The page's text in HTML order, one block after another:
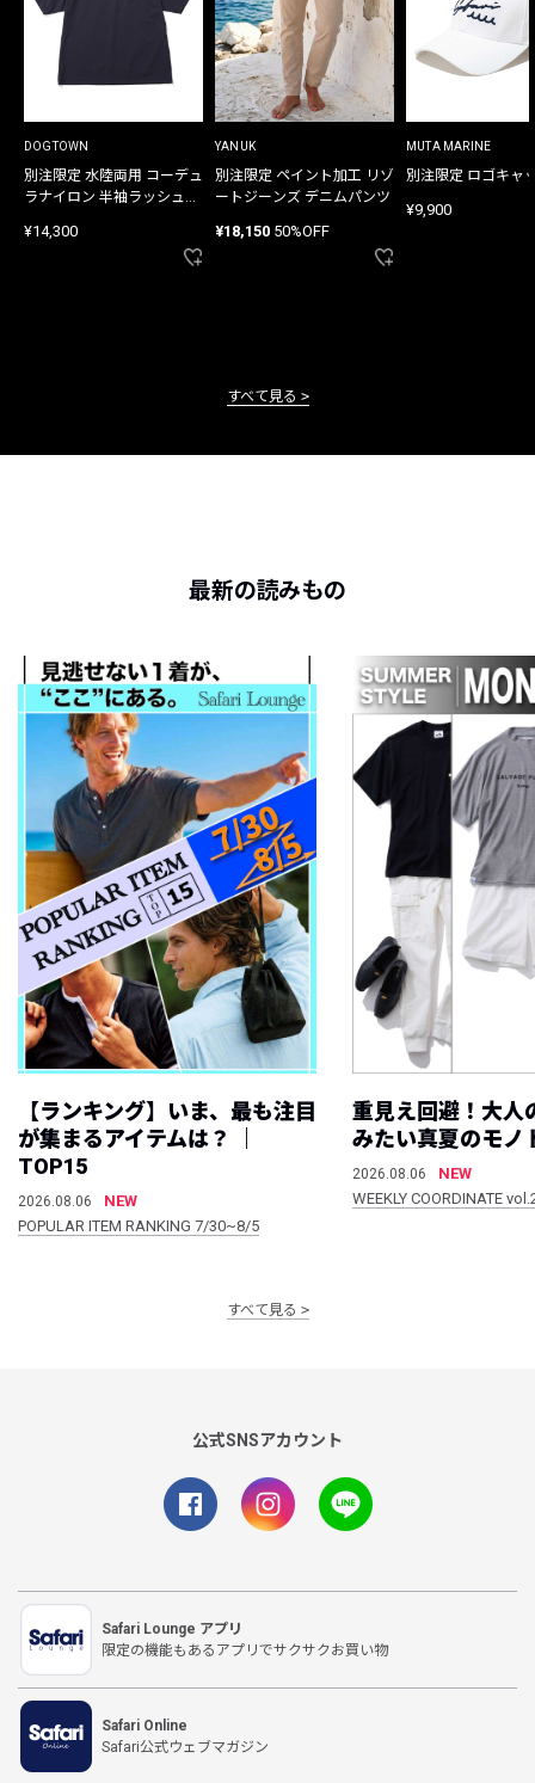
DOGTOWN
別注限定 水陸両用 コーデュ
ラナイロン 半袖ラッシュガ
¥14,300
YANUK
別注限定 ペイント加工 リゾ
ートジーンズ デニムパンツ
¥18,150 50%OFF
MUTA MARINE
別注限定 ロゴキャ
¥9,900
すべて見る
最新の読みもの
【ランキング】いま、最も注目
が集まるアイテムは？ ｜
TOP15
2026.08.06
NEW
POPULAR ITEM RANKING 7/30~8/5
重見え回避！大人
みたい真夏のモノ
2026.08.06
NEW
WEEKLY COORDINATE
すべて見る
公式SNSアカウント
Safari Lounge アプリ
限定の機能もあるアプリでサクサクお買い物
Safari Online
Safari公式ウェブマガジン